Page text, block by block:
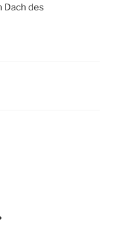
Dach des